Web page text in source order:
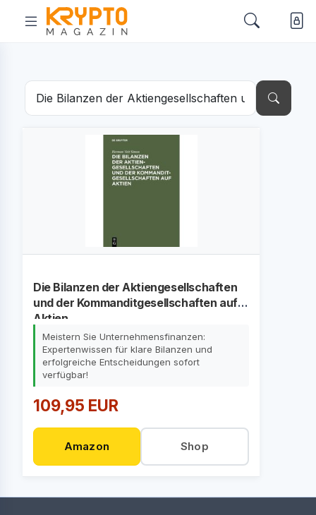
Die Bilanzen der Aktiengesellschaften
und der Kommanditgesellschaften auf
Aktien
Meistern Sie Unternehmensfinanzen:
Expertenwissen für klare Bilanzen und
erfolgreiche Entscheidungen sofort
verfügbar!
109,95 EUR
Amazon Shop